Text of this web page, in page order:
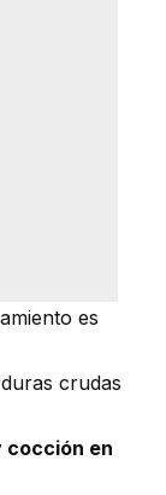
es
crudas
cocción en